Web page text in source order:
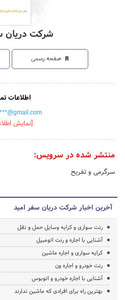
شرکت دریان
صفحه رسمی
اطلاعات
[نمایش
منتشر شده در سرویس:
سرگرمی و تفریح
آخرین اخبار شرکت دریان سفر امید
رنت سواری و کرایه وسایل حمل و نقل
آشنایی با اجاره و رنت اتومبیل
کرایه سواری و اجاره ماشین
رنت خودرو و اجاره ون
آشنایی با اجاره خودرو و اتوبوس
بهترین راه برای افرادی که ماشین ندارند